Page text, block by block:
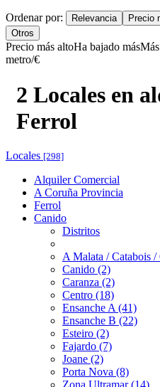
Ordenar por: Relevancia Precio
Otros
Precio más altoHa bajado más
metro/€
2 Locales en
Ferrol
Locales [298]
Alquiler Comercial
A Coruña Provincia
Ferrol
Canido
Distritos
A Malata / Catabois
Canido (2)
Caranza (2)
Centro (18)
Ensanche A (41)
Ensanche B (22)
Esteiro (2)
Fajardo (7)
Joane (2)
Porta Nova (8)
Zona Ultramar (14)